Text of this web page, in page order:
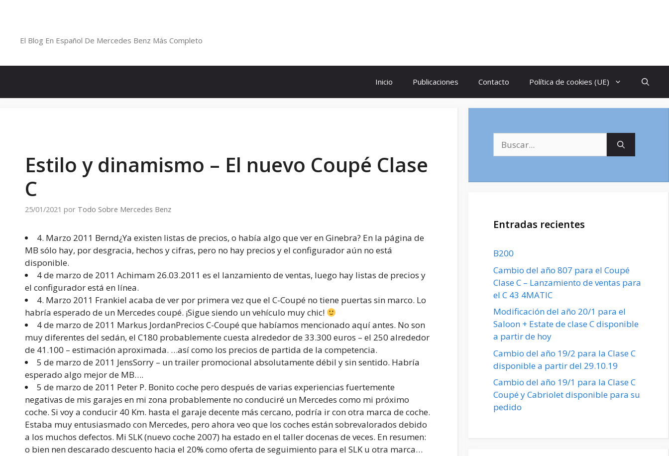
El Blog En Español De Mercedes Benz Más Completo
Inicio Publicaciones Contacto Política de cookies (UE)
Estilo y dinamismo – El nuevo Coupé Clase
C
25/01/2021 por Todo Sobre Mercedes Benz
4. Marzo 2011 Bernd¿Ya existen listas de precios, o había algo que ver en Ginebra? En la página de
MB sólo hay, por desgracia, hechos y cifras, pero no hay precios y el configurador aún no está
disponible.
4 de marzo de 2011 Achimam 26.03.2011 es el lanzamiento de ventas, luego hay listas de precios y
el configurador está en línea.
4. Marzo 2011 FrankieI acaba de ver por primera vez que el C-Coupé no tiene puertas sin marco. Lo
habría esperado de un Mercedes coupé. ¡Sigue siendo un vehículo muy chic!
4 de marzo de 2011 Markus JordanPrecios C-Coupé que habíamos mencionado aquí antes. No son
muy diferentes del sedán, el C180 probablemente cuesta alrededor de 33.300 euros – el 250 alrededor
de 41.100 – estimación aproximada. …así como los precios de partida de la competencia.
5 de marzo de 2011 JensSorry – un trailer promocional absolutamente débil y sin sentido. Habría
esperado algo mejor de MB….
5 de marzo de 2011 Peter P. Bonito coche pero después de varias experiencias fuertemente
negativas de mis garajes en mi zona probablemente no conduciré un Mercedes como mi próximo
coche. Si voy a conducir 40 Km. hasta el garaje decente más cercano, podría ir con otra marca de coche.
Estaba muy entusiasmado con Mercedes, pero ahora veo que los coches están sobrevalorados debido
a los muchos defectos. Mi SLK (nuevo coche 2007) ha estado en el taller docenas de veces. En resumen:
o bien nen descarado descuento hacia el 20% como oferta de seguimiento para el SLK u otra marca…
Entradas recientes
B200
Cambio del año 807 para el Coupé
Clase C – Lanzamiento de ventas para
el C 43 4MATIC
Modificación del año 20/1 para el
Saloon + Estate de clase C disponible
a partir de hoy
Cambio del año 19/2 para la Clase C
disponible a partir del 29.10.19
Cambio del año 19/1 para la Clase C
Coupé y Cabriolet disponible para su
pedido